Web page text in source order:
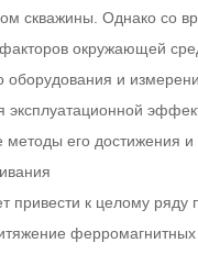
скважины. Однако со
факторов окружающей
оборудования и
методы его достижения
привести к целому